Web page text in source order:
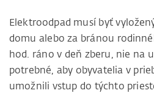
Elektroodpad musí byť
domu alebo za bránou
hod. ráno v deň zberu, nie na
potrebné, aby obyvatelia v
umožnili vstup do týchto